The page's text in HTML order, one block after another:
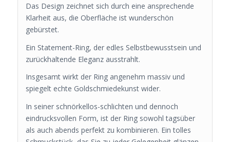
Das Design zeichnet sich durch eine ansprechende
Klarheit aus, die Oberfläche ist wunderschön
gebürstet.
Ein Statement-Ring, der edles Selbstbewusstsein und
zurückhaltende Eleganz ausstrahlt.
Insgesamt wirkt der Ring angenehm massiv und
spiegelt echte Goldschmiedekunst wider.
In seiner schnörkellos-schlichten und dennoch
eindrucksvollen Form, ist der Ring sowohl tagsüber
als auch abends perfekt zu kombinieren. Ein tolles